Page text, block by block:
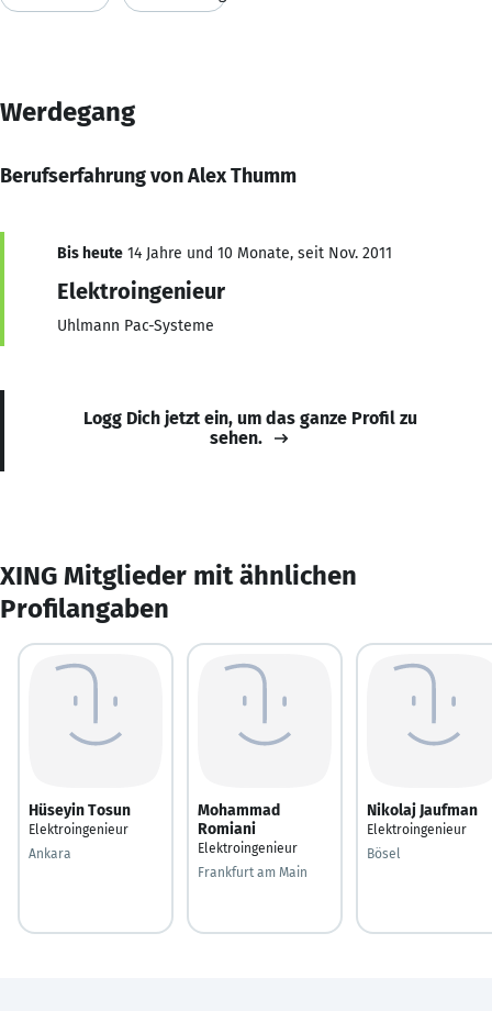
Werdegang
Berufserfahrung von Alex Thumm
Bis heute 14 Jahre und 10 Monate, seit Nov. 2011
Elektroingenieur
Uhlmann Pac-Systeme
Logg Dich jetzt ein, um das ganze Profil zu
sehen.
XING Mitglieder mit ähnlichen
Profilangaben
Hüseyin Tosun
Elektroingenieur
Ankara
Mohammad
Romiani
Elektroingenieur
Frankfurt am Main
Nikolaj Jaufman
Elektroingenieur
Bösel